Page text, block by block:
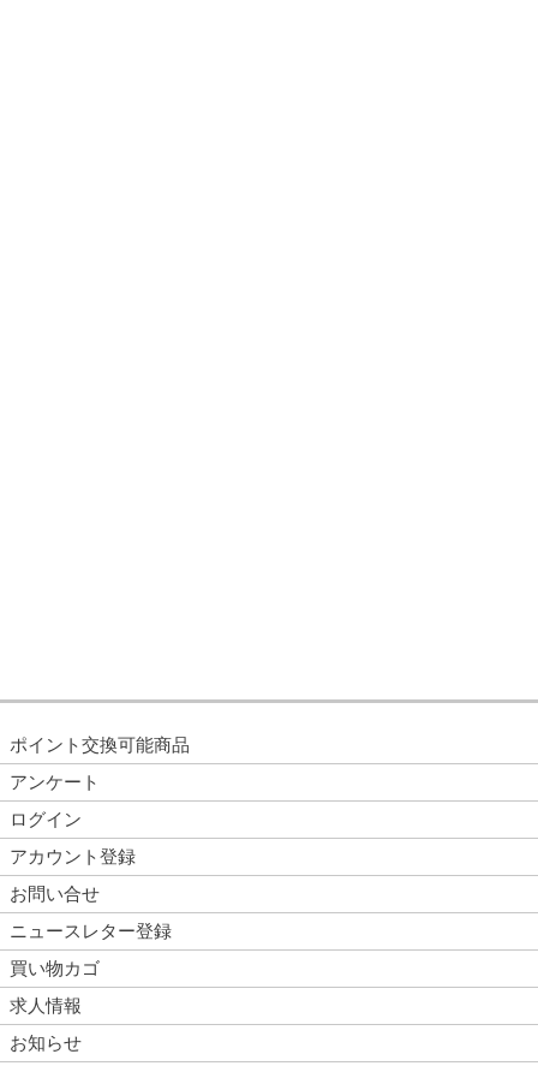
ポイント交換可能商品
アンケート
ログイン
アカウント登録
お問い合せ
ニュースレター登録
買い物カゴ
求人情報
お知らせ